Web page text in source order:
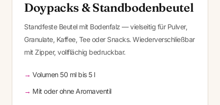
Doypacks & Standbodenbeutel
Standfeste Beutel mit Bodenfalz — vielseitig für Pulver,
Granulate, Kaffee, Tee oder Snacks. Wiederverschließbar
mit Zipper, vollflächig bedruckbar.
Volumen 50 ml bis 5 l
Mit oder ohne Aromaventil